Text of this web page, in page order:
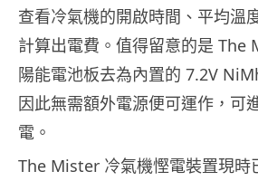
查看冷氣機的開啟時間、平均溫
計算出電費。值得留意的是 The
陽能電池板去為內置的 7.2V
因此無需額外電源便可運作，可
電。
The Mister 冷氣機慳電裝置現時